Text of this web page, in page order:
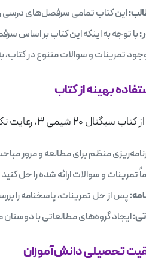
این کتاب تمامی سرفصل‌های درسی
با توجه به اینکه این کتاب بر اساس
تمرینات و سوالات متنوع در
بهینه از کتاب
نکات زیر را توصیه می‌کنیم:
منظم برای مطالعه و مرور
تمرینات و سوالات ارائه شده را حل
پس از حل تمرینات، پاسخنامه را
ایجاد گروه‌های مطالعاتی با دوستان
تحصیلی دانش‌آموزان